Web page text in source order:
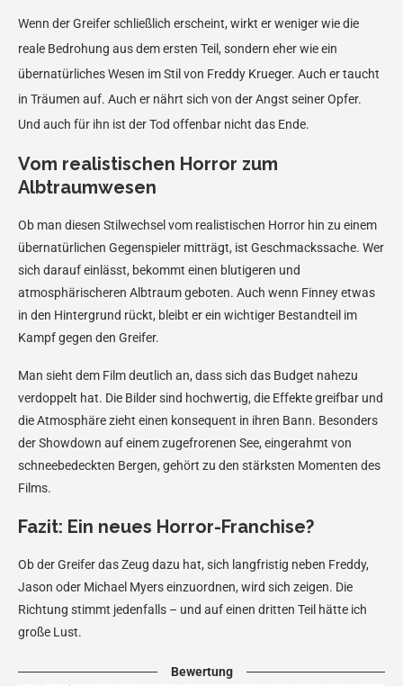
Wenn der Greifer schließlich erscheint, wirkt er weniger wie die
reale Bedrohung aus dem ersten Teil, sondern eher wie ein
übernatürliches Wesen im Stil von Freddy Krueger. Auch er taucht
in Träumen auf. Auch er nährt sich von der Angst seiner Opfer.
Und auch für ihn ist der Tod offenbar nicht das Ende.
Vom realistischen Horror zum
Albtraumwesen
Ob man diesen Stilwechsel vom realistischen Horror hin zu einem
übernatürlichen Gegenspieler mitträgt, ist Geschmackssache. Wer
sich darauf einlässt, bekommt einen blutigeren und
atmosphärischeren Albtraum geboten. Auch wenn Finney etwas
in den Hintergrund rückt, bleibt er ein wichtiger Bestandteil im
Kampf gegen den Greifer.
Man sieht dem Film deutlich an, dass sich das Budget nahezu
verdoppelt hat. Die Bilder sind hochwertig, die Effekte greifbar und
die Atmosphäre zieht einen konsequent in ihren Bann. Besonders
der Showdown auf einem zugefrorenen See, eingerahmt von
schneebedeckten Bergen, gehört zu den stärksten Momenten des
Films.
Fazit: Ein neues Horror-Franchise?
Ob der Greifer das Zeug dazu hat, sich langfristig neben Freddy,
Jason oder Michael Myers einzuordnen, wird sich zeigen. Die
Richtung stimmt jedenfalls – und auf einen dritten Teil hätte ich
große Lust.
Bewertung